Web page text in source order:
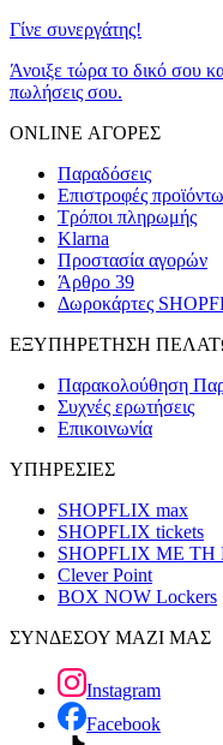
Γίνε συνεργάτης!
Άνοιξε τώρα το δικό σου
πωλήσεις σου.
ONLINE ΑΓΟΡΕΣ
Παραδόσεις
Επιστροφές
Τρόποι πληρωμής
Klarna
Προστασία αγορών
Άρθρο 39
Δωροκάρτες
ΕΞΥΠΗΡΕΤΗΣΗ
Παρακολούθηση
Συχνές ερωτήσεις
Επικοινωνία
ΥΠΗΡΕΣΙΕΣ
SHOPFLIX max
SHOPFLIX tickets
SHOPFLIX ΜΕ ΤΗ
Clever Point
BOX NOW Lockers
ΣΥΝΔΕΣΟΥ ΜΑΖΙ ΜΑΣ
Instagram
Facebook